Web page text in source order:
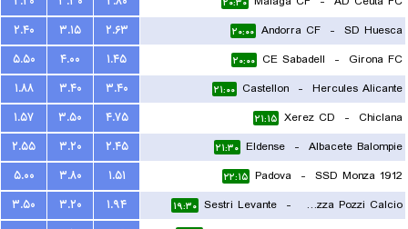
SD Huesca
-
Andorra CF ۲۰:۰۰ ۲.۶۳ ۳.۱۵
۲.۴۰
Girona FC
-
CE Sabadell ۲۰:۰۰ ۱.۴۵ ۴.۰۰
۵.۵۰
Hercules Alicante
-
Castellon ۲۱:۰۰ ۳.۴۰ ۳.۴۰
۱.۸۸
Chiclana
-
Xerez CD ۲۱:۱۵ ۴.۷۵ ۳.۵۰
۱.۵۷
Albacete Balompie
-
Eldense ۲۱:۳۰ ۲.۴۵ ۳.۲۰
۲.۵۵
SSD Monza 1912
-
Padova ۲۲:۱۵ ۱.۵۱ ۳.۸۰
۵.۰۰
ASD Seravezza Pozzi Calcio
-
Sestri Levante ۱۹:۳۰ ۱.۹۴ ۳.۲۰
۳.۵۰